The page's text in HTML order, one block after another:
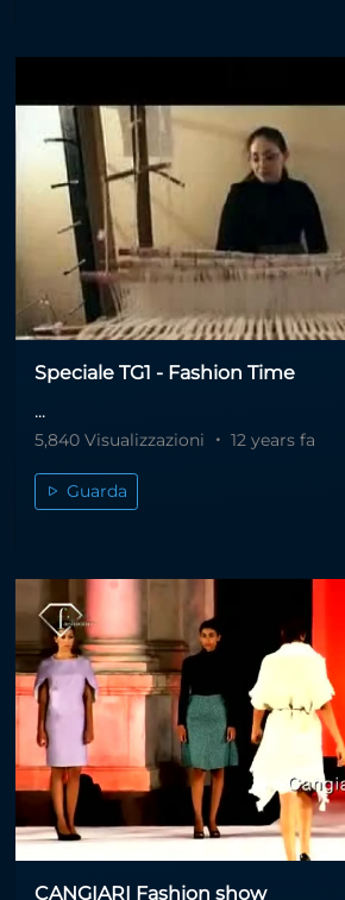
Speciale TG1 - Fashion Time
...
5,840 Visualizzazioni 12 years fa
Guarda
CANGIARI Fashion show